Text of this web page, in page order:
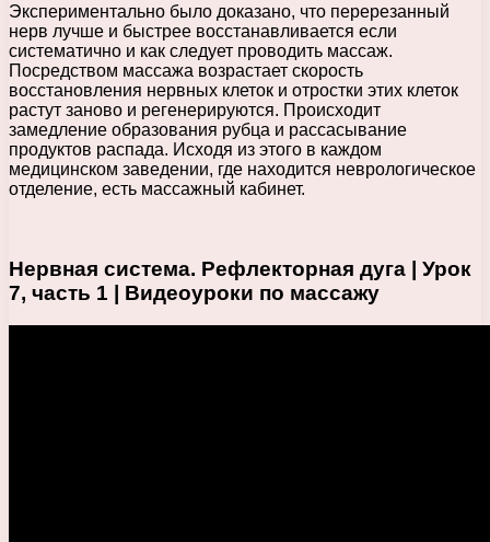
Экспериментально было доказано, что перерезанный
нерв лучше и быстрее восстанавливается если
систематично и как следует проводить массаж.
Посредством массажа возрастает скорость
восстановления нервных клеток и отростки этих клеток
растут заново и регенерируются. Происходит
замедление образования рубца и рассасывание
продуктов распада. Исходя из этого в каждом
медицинском заведении, где находится неврологическое
отделение, есть массажный кабинет.
Нервная система. Рефлекторная дуга | Урок
7, часть 1 | Видеоуроки по массажу